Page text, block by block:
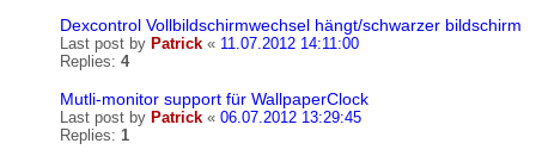
Dexcontrol Vollbildschirmwechsel hängt/schwarzer bildschirm
Last post by Patrick « 11.07.2012 14:11:00
Replies: 4
Mutli-monitor support für WallpaperClock
Last post by Patrick « 06.07.2012 13:29:45
Replies: 1